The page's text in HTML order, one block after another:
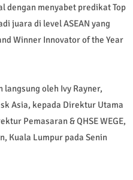
dengan menyabet predikat Top
juara di level ASEAN yang
Winner Innovator of the Year
oleh Ivy Rayner,
Asia, kepada Direktur Utama
Pemasaran & QHSE WEGE,
Kuala Lumpur pada Senin